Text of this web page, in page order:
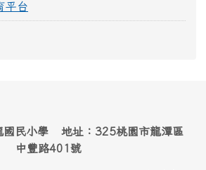
平台
國民小學 地址：325桃園市龍潭區
中豐路401號